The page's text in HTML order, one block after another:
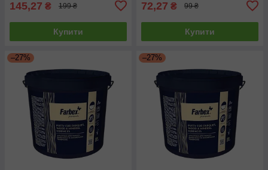
145,27 ₴ 199 ₴
Купити
72,27 ₴ 99 ₴
Купити
–27% –27%